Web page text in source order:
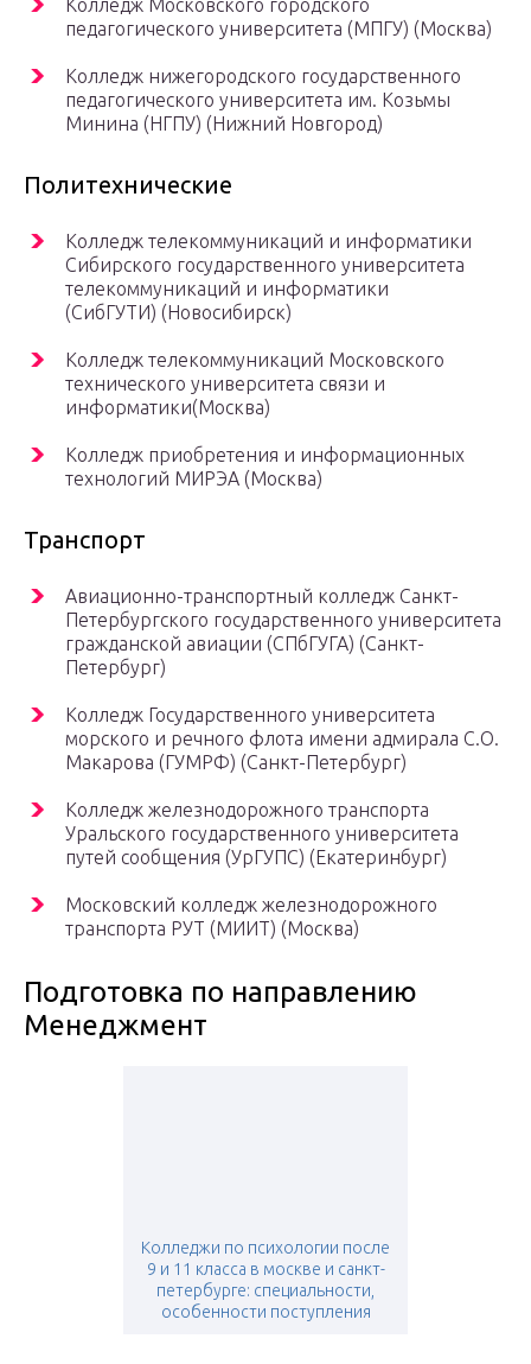
Колледж Московского городского
педагогического университета (МПГУ) (Москва)
Колледж нижегородского государственного
педагогического университета им. Козьмы
Минина (НГПУ) (Нижний Новгород)
Политехнические
Колледж телекоммуникаций и информатики
Сибирского государственного университета
телекоммуникаций и информатики
(СибГУТИ) (Новосибирск)
Колледж телекоммуникаций Московского
технического университета связи и
информатики(Москва)
Колледж приобретения и информационных
технологий МИРЭА (Москва)
Транспорт
Авиационно-транспортный колледж Санкт-
Петербургского государственного университета
гражданской авиации (СПбГУГА) (Санкт-
Петербург)
Колледж Государственного университета
морского и речного флота имени адмирала С.О.
Макарова (ГУМРФ) (Санкт-Петербург)
Колледж железнодорожного транспорта
Уральского государственного университета
путей сообщения (УрГУПС) (Екатеринбург)
Московский колледж железнодорожного
транспорта РУТ (МИИТ) (Москва)
Подготовка по направлению
Менеджмент
Колледжи по психологии после
9 и 11 класса в москве и санкт-
петербурге: специальности,
особенности поступления